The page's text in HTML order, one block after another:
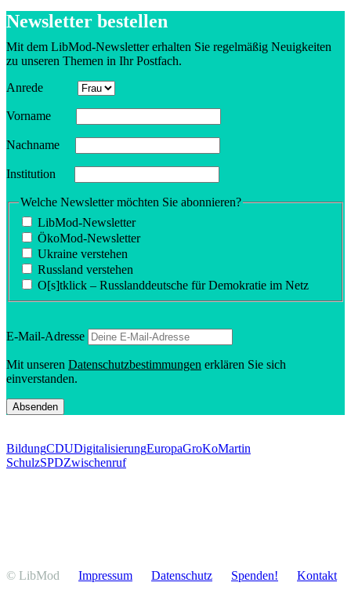
Newsletter bestellen
Mit dem LibMod-Newsletter erhalten Sie regel­mäßig Neuig­keiten
zu unseren Themen in Ihr Postfach.
Anrede
Vorname
Nachname
Insti­tution
Welche Newsletter möchten Sie abonnieren?
LibMod-Newsletter
ÖkoMod-Newsletter
Ukraine verstehen
Russland verstehen
O[s]tklick – Russland­deutsche für Demokratie im Netz
E‑Mail-Adresse
Mit unseren Daten­schutz­be­stim­mungen erklären Sie sich
einverstanden.
BildungCDUDigitalisierungEuropaGroKoMartin
SchulzSPDZwischenruf
© LibMod Impressum Daten­schutz Spenden! Kontakt